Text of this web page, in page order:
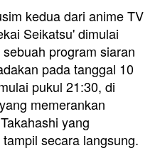
kedua dari anime TV
Seikatsu' dimulai
program siaran
pada tanggal 10
pukul 21:30, di
memerankan
yang
secara langsung.